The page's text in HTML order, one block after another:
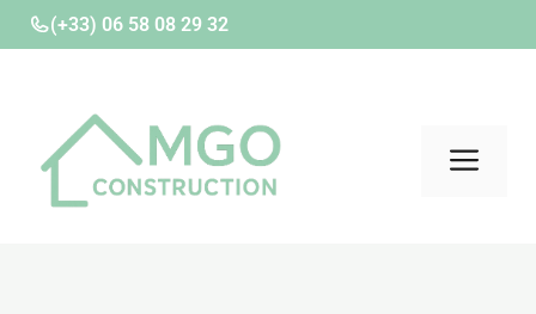
Aller
au
(+33) 06 58 08 29 32